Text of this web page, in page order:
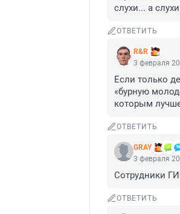
слухи... а
ОТВЕТИТЬ
R&R
3 февраля
Если только
«бурную
которым
ОТВЕТИТЬ
GRAY
3 февраля
Сотрудники
ОТВЕТИТЬ